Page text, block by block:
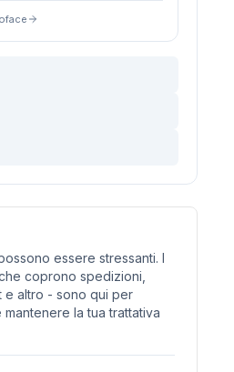
essere stressanti. I
coprono spedizioni,
e altro - sono qui per
la tua trattativa